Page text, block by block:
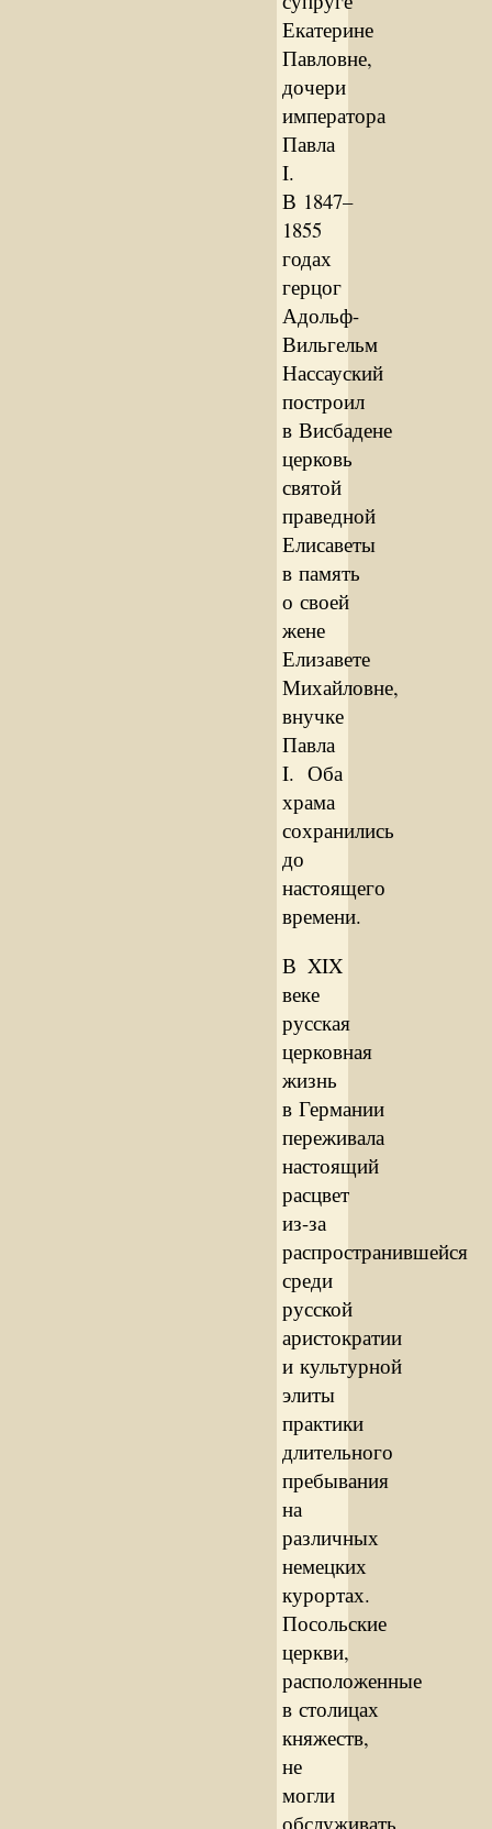
Екатерине
Павловне,
дочери
императора
Павла
I.
В 1847–
1855
годах
герцог
Адольф-
Вильгельм
Нассауский
построил
в Висбадене
церковь
святой
праведной
Елисаветы
в память
о своей
жене
Елизавете
Михайловне,
внучке
Павла
I. Оба
храма
сохранились
до
настоящего
времени.
В XIX
веке
русская
церковная
жизнь
в Германии
переживала
настоящий
расцвет
из-за
распространившейся
среди
русской
аристократии
и культурной
элиты
практики
длительного
пребывания
на
различных
немецких
курортах.
Посольские
церкви,
расположенные
в столицах
княжеств,
не
могли
обслуживать